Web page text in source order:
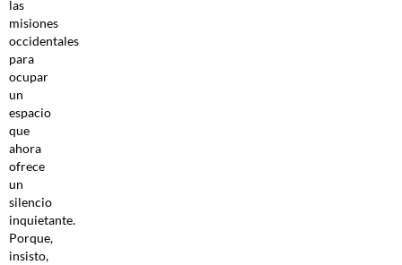
las
misiones
occidentales
para
ocupar
un
espacio
que
ahora
ofrece
un
silencio
inquietante.
Porque,
insisto,